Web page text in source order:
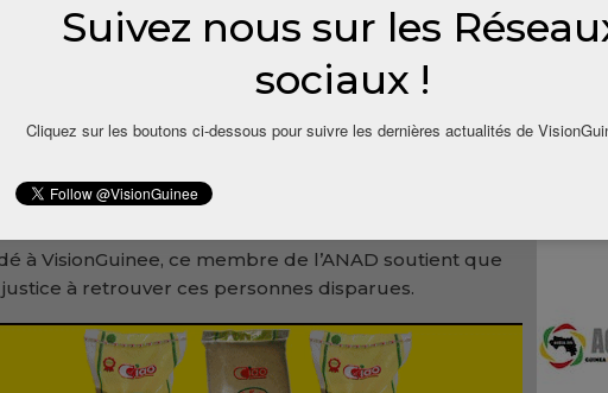
de Taliby Dabo sur la disparition, depuis plus d’un
alias Foniké Menguè et Billo Bah du FNDC,
et agitent l’opinion publique.
pour le renouveau et le progrès (PRP), estime
piste qui doit être exploitée par la justice
les familles et les avocats de Foniké Mengué.
à VisionGuinee, ce membre de l’ANAD soutient que
à retrouver ces personnes disparues.
Suivez nous sur les
sociaux !
Cliquez sur les boutons ci-dessous pour suivre les dernières actualités de